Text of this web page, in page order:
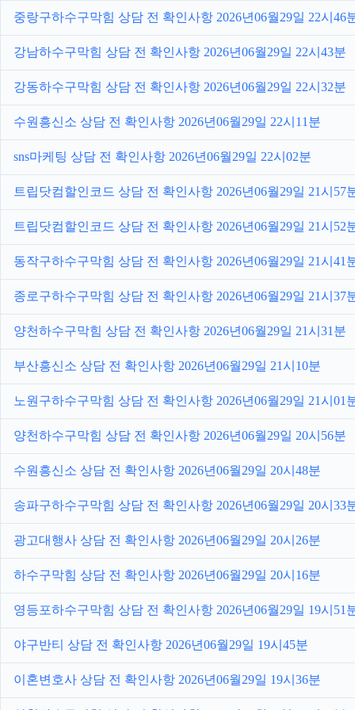
중랑구하수구막힘 상담 전 확인사항 2026년06월29일 22시46
강남하수구막힘 상담 전 확인사항 2026년06월29일 22시43분
강동하수구막힘 상담 전 확인사항 2026년06월29일 22시32분
수원흥신소 상담 전 확인사항 2026년06월29일 22시11분
sns마케팅 상담 전 확인사항 2026년06월29일 22시02분
트립닷컴할인코드 상담 전 확인사항 2026년06월29일 21시57
트립닷컴할인코드 상담 전 확인사항 2026년06월29일 21시52
동작구하수구막힘 상담 전 확인사항 2026년06월29일 21시41
종로구하수구막힘 상담 전 확인사항 2026년06월29일 21시37
양천하수구막힘 상담 전 확인사항 2026년06월29일 21시31분
부산흥신소 상담 전 확인사항 2026년06월29일 21시10분
노원구하수구막힘 상담 전 확인사항 2026년06월29일 21시01
양천하수구막힘 상담 전 확인사항 2026년06월29일 20시56분
수원흥신소 상담 전 확인사항 2026년06월29일 20시48분
송파구하수구막힘 상담 전 확인사항 2026년06월29일 20시33
광고대행사 상담 전 확인사항 2026년06월29일 20시26분
하수구막힘 상담 전 확인사항 2026년06월29일 20시16분
영등포하수구막힘 상담 전 확인사항 2026년06월29일 19시51
야구반티 상담 전 확인사항 2026년06월29일 19시45분
이혼변호사 상담 전 확인사항 2026년06월29일 19시36분